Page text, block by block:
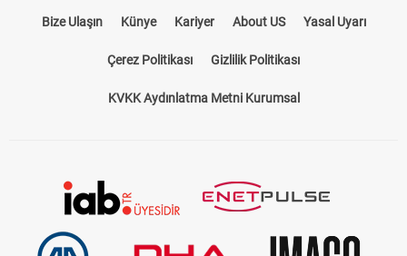
Bize Ulaşın Künye Kariyer About US Yasal Uyarı
Çerez Politikası Gizlilik Politikası
KVKK Aydınlatma Metni Kurumsal